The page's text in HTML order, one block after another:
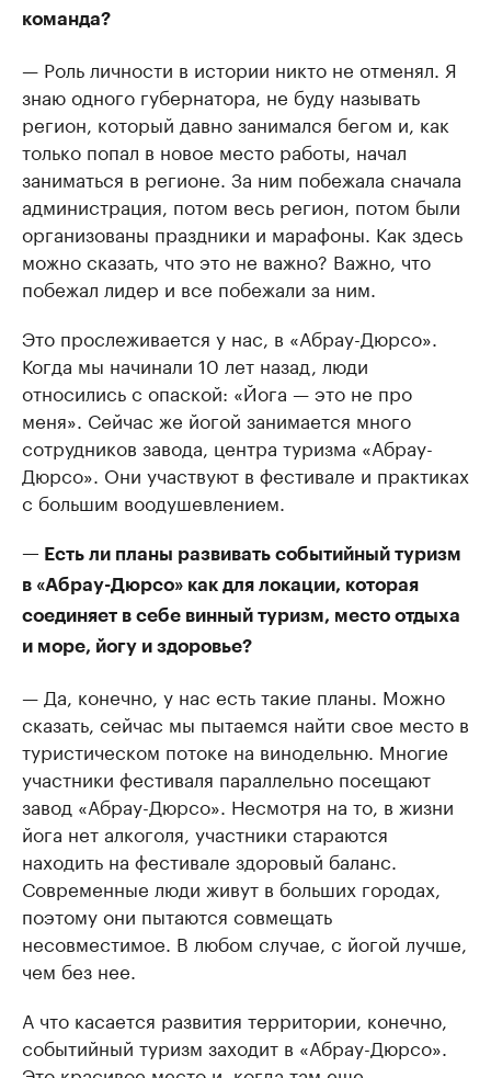
команда?
— Роль личности в истории никто не отменял. Я
знаю одного губернатора, не буду называть
регион, который давно занимался бегом и, как
только попал в новое место работы, начал
заниматься в регионе. За ним побежала сначала
администрация, потом весь регион, потом были
организованы праздники и марафоны. Как здесь
можно сказать, что это не важно? Важно, что
побежал лидер и все побежали за ним.
Это прослеживается у нас, в «Абрау-Дюрсо».
Когда мы начинали 10 лет назад, люди
относились с опаской: «Йога — это не про
меня». Сейчас же йогой занимается много
сотрудников завода, центра туризма «Абрау-
Дюрсо». Они участвуют в фестивале и практиках
с большим воодушевлением.
— Есть ли планы развивать событийный туризм
в «Абрау-Дюрсо» как для локации, которая
соединяет в себе винный туризм, место отдыха
и море, йогу и здоровье?
— Да, конечно, у нас есть такие планы. Можно
сказать, сейчас мы пытаемся найти свое место в
туристическом потоке на винодельню. Многие
участники фестиваля параллельно посещают
завод «Абрау-Дюрсо». Несмотря на то, в жизни
йога нет алкоголя, участники стараются
находить на фестивале здоровый баланс.
Современные люди живут в больших городах,
поэтому они пытаются совмещать
несовместимое. В любом случае, с йогой лучше,
чем без нее.
А что касается развития территории, конечно,
событийный туризм заходит в «Абрау-Дюрсо».